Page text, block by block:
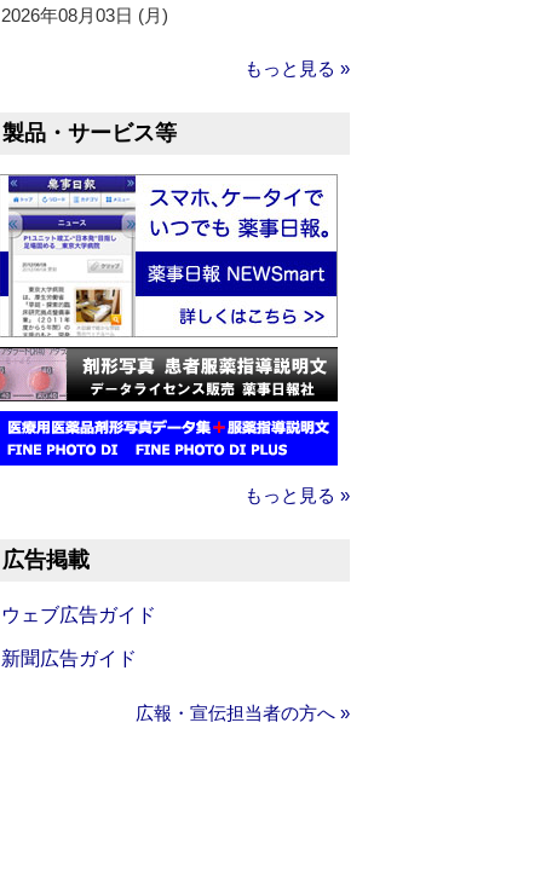
2026年08月03日 (月)
もっと見る »
製品・サービス等
もっと見る »
広告掲載
ウェブ広告ガイド
新聞広告ガイド
広報・宣伝担当者の方へ »